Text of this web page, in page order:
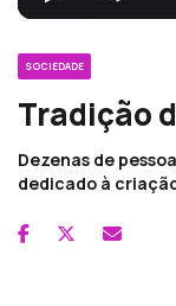
SOCIEDADE
Tradição
Dezenas de
dedicado à